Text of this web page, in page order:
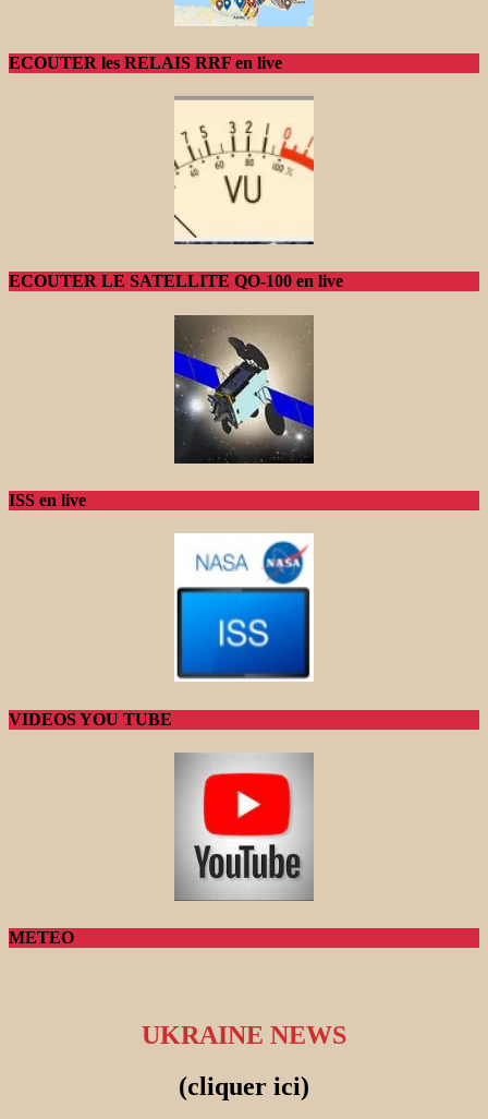
ECOUTER les RELAIS RRF en live
ECOUTER LE SATELLITE QO-100 en live
ISS en live
VIDEOS YOU TUBE
METEO
UKRAINE NEWS
(cliquer ici)